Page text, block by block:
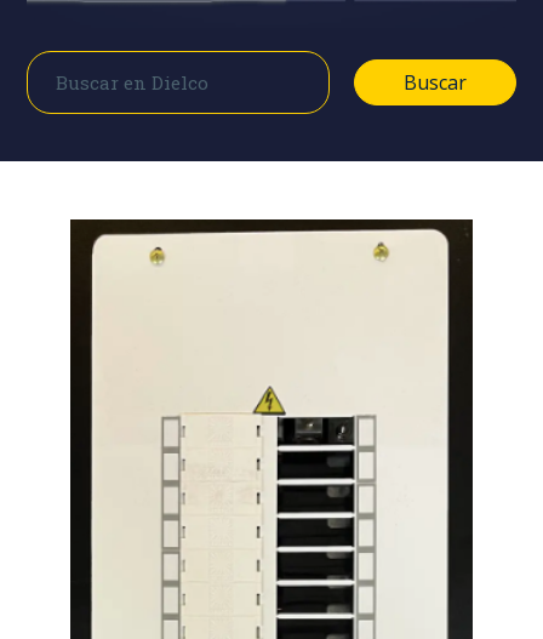
Buscar
Buscar